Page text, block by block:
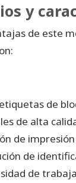
y
de este
de
de alta
de
de
de